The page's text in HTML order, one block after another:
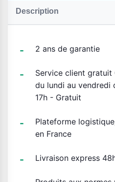
Description
2 ans de garantie
Service client gratuit
du lundi au vendredi
17h - Gratuit
Plateforme
en France
Livraison express